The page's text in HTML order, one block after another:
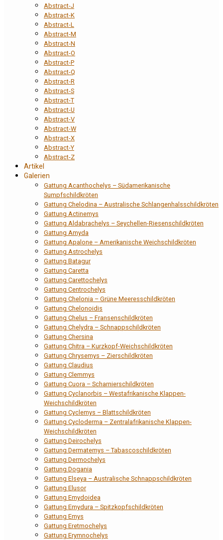
Abstract-J
Abstract-K
Abstract-L
Abstract-M
Abstract-N
Abstract-O
Abstract-P
Abstract-Q
Abstract-R
Abstract-S
Abstract-T
Abstract-U
Abstract-V
Abstract-W
Abstract-X
Abstract-Y
Abstract-Z
Artikel
Galerien
Gattung Acanthochelys – Südamerikanische
Sumpfschildkröten
Gattung Chelodina – Australische Schlangenhalsschildkröten
Gattung Actinemys
Gattung Aldabrachelys – Seychellen-Riesenschildkröten
Gattung Amyda
Gattung Apalone – Amerikanische Weichschildkröten
Gattung Astrochelys
Gattung Batagur
Gattung Caretta
Gattung Carettochelys
Gattung Centrochelys
Gattung Chelonia – Grüne Meeresschildkröten
Gattung Chelonoidis
Gattung Chelus – Fransenschildkröten
Gattung Chelydra – Schnappschildkröten
Gattung Chersina
Gattung Chitra – Kurzkopf-Weichschildkröten
Gattung Chrysemys – Zierschildkröten
Gattung Claudius
Gattung Clemmys
Gattung Cuora – Scharnierschildkröten
Gattung Cyclanorbis – Westafrikanische Klappen-
Weichschildkröten
Gattung Cyclemys – Blattschildkröten
Gattung Cycloderma – Zentralafrikanische Klappen-
Weichschildkröten
Gattung Deirochelys
Gattung Dermatemys – Tabascoschildkröten
Gattung Dermochelys
Gattung Dogania
Gattung Elseya – Australische Schnappschildkröten
Gattung Elusor
Gattung Emydoidea
Gattung Emydura – Spitzkopfschildkröten
Gattung Emys
Gattung Eretmochelys
Gattung Erymnochelys